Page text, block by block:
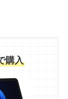
購入